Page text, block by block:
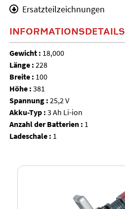
Ersatzteilzeichnungen
INFORMATIONSDETAILS
Gewicht : 18,000
Länge : 228
Breite : 100
Höhe : 381
Spannung : 25,2 V
Akku-Typ : 3 Ah Li-ion
Anzahl der Batterien : 1
Ladeschale : 1